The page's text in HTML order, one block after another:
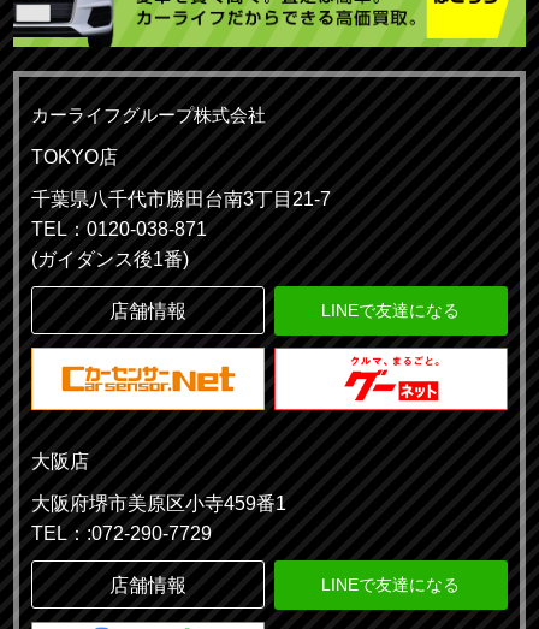
カーライフグループ株式会社
TOKYO店
千葉県八千代市勝田台南3丁目21-7
TEL：0120-038-871
(ガイダンス後1番)
店舗情報 LINEで友達になる
大阪店
大阪府堺市美原区小寺459番1
TEL：:072-290-7729
店舗情報 LINEで友達になる